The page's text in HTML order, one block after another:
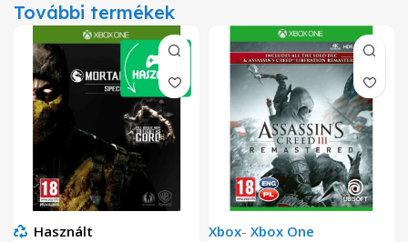
További termékek
Használt
Xbox- Xbox One